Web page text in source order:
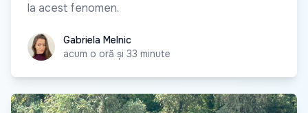
la acest fenomen.
Gabriela Melnic
Gabriela Melnic
acum o oră și 33 minute